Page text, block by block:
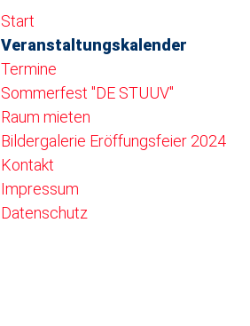
Navigation überspringen
Start
Veranstaltungskalender
Termine
Sommerfest "DE STUUV"
Raum mieten
Bildergalerie Eröffungsfeier 2024
Kontakt
Impressum
Datenschutz